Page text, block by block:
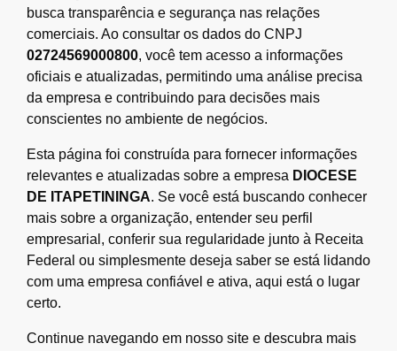
busca transparência e segurança nas relações
comerciais. Ao consultar os dados do CNPJ
02724569000800, você tem acesso a informações
oficiais e atualizadas, permitindo uma análise precisa
da empresa e contribuindo para decisões mais
conscientes no ambiente de negócios.
Esta página foi construída para fornecer informações
relevantes e atualizadas sobre a empresa DIOCESE
DE ITAPETININGA. Se você está buscando conhecer
mais sobre a organização, entender seu perfil
empresarial, conferir sua regularidade junto à Receita
Federal ou simplesmente deseja saber se está lidando
com uma empresa confiável e ativa, aqui está o lugar
certo.
Continue navegando em nosso site e descubra mais